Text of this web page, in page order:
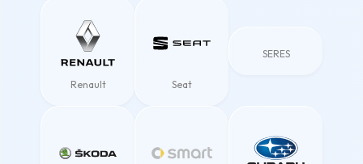
Renault Seat
SERES